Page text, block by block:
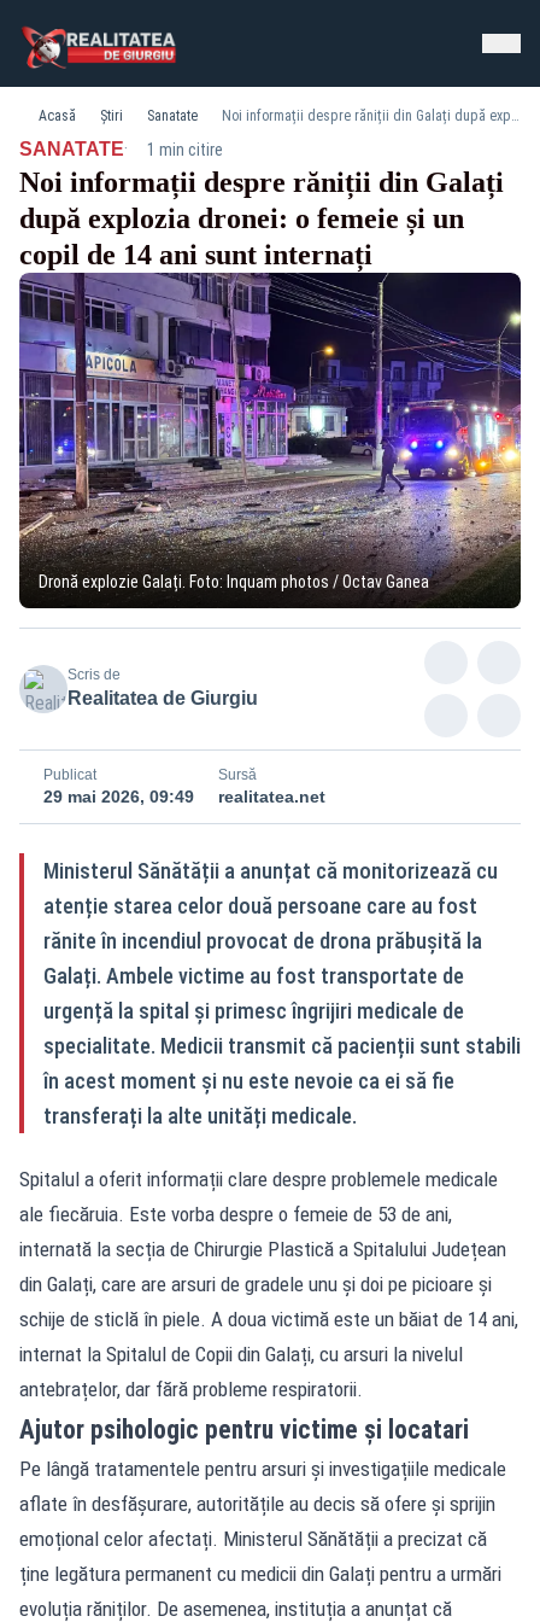
Acasă Știri Sanatate Noi informații despre răniții din Galați după explozia dronei: o femeie și un copil de 14 ani sunt internați
SANATATE· 1 min citire
Noi informații despre răniții din Galați
după explozia dronei: o femeie și un
copil de 14 ani sunt internați
Dronă explozie Galați. Foto: Inquam photos / Octav Ganea
Scris de
Realitatea de Giurgiu
Publicat
29 mai 2026, 09:49
Sursă
realitatea.net
Ministerul Sănătății a anunțat că monitorizează cu
atenție starea celor două persoane care au fost
rănite în incendiul provocat de drona prăbușită la
Galați. Ambele victime au fost transportate de
urgență la spital și primesc îngrijiri medicale de
specialitate. Medicii transmit că pacienții sunt stabili
în acest moment și nu este nevoie ca ei să fie
transferați la alte unități medicale.
Spitalul a oferit informații clare despre problemele medicale
ale fiecăruia. Este vorba despre o femeie de 53 de ani,
internată la secția de Chirurgie Plastică a Spitalului Județean
din Galați, care are arsuri de gradele unu și doi pe picioare și
schije de sticlă în piele. A doua victimă este un băiat de 14 ani,
internat la Spitalul de Copii din Galați, cu arsuri la nivelul
antebrațelor, dar fără probleme respiratorii.
Ajutor psihologic pentru victime și locatari
Pe lângă tratamentele pentru arsuri și investigațiile medicale
aflate în desfășurare, autoritățile au decis să ofere și sprijin
emoțional celor afectați. Ministerul Sănătății a precizat că
ține legătura permanent cu medicii din Galați pentru a urmări
evoluția răniților. De asemenea, instituția a anunțat că